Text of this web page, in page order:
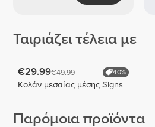
Ταιριάζει τέλεια με
€29.99€49.99 40%
Κολάν μεσαίας μέσης Signs
Παρόμοια προϊόντα